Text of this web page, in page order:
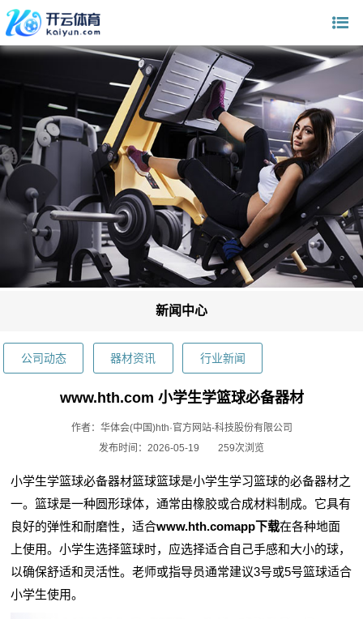
新闻中心
公司动态 器材资讯 行业新闻
www.hth.com 小学生学篮球必备器材
作者：华体会(中国)hth·官方网站-科技股份有限公司
发布时间：2026-05-19
259次浏览
小学生学篮球必备器材篮球篮球是小学生学习篮球的必备器材之
一。篮球是一种圆形球体，通常由橡胶或合成材料制成。它具有
良好的弹性和耐磨性，适合www.hth.comapp下载在各种地面
上使用。小学生选择篮球时，应选择适合自己手感和大小的球，
以确保舒适和灵活性。老师或指导员通常建议3号或5号篮球适合
小学生使用。